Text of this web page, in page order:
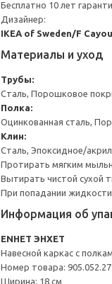
Бесплатно 10 лет
Дизайнер:
IKEA of Sweden/F
Материалы и уход
Трубы:
Сталь, Порошковое
Полка:
Оцинкованная сталь,
Клин:
Сталь, Эпоксидное/
Протирать мягким
Вытирать чистой сухой
При попадании
Информация об
ENHET ЭНХЕТ
Навесной каркас с
Номер товара: 905.052.27
Ширина: 18 см